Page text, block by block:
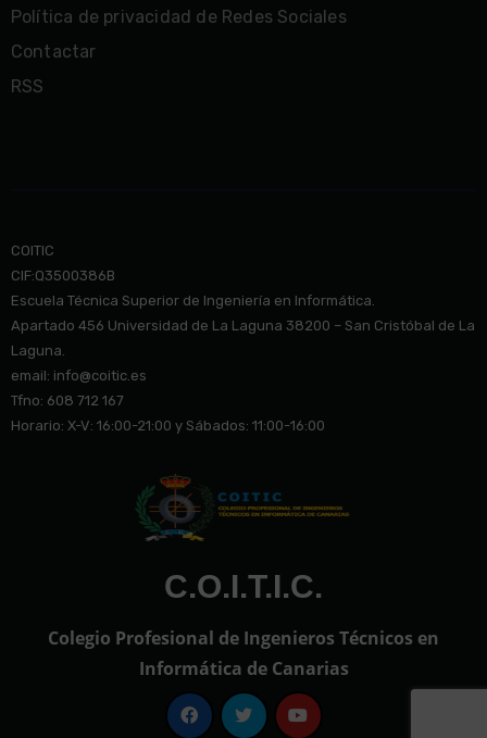
Política de privacidad de Redes Sociales
Contactar
RSS
COITIC
CIF:Q3500386B
Escuela Técnica Superior de Ingeniería en Informática.
Apartado 456 Universidad de La Laguna 38200 – San Cristóbal de La
Laguna.
email: info@coitic.es
Tfno: 608 712 167
Horario: X-V: 16:00-21:00 y Sábados: 11:00-16:00
C.O.I.T.I.C.
Colegio Profesional de Ingenieros Técnicos en
Informática de Canarias